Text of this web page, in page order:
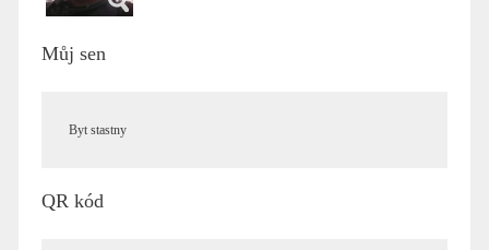
Můj sen
Byt stastny
QR kód